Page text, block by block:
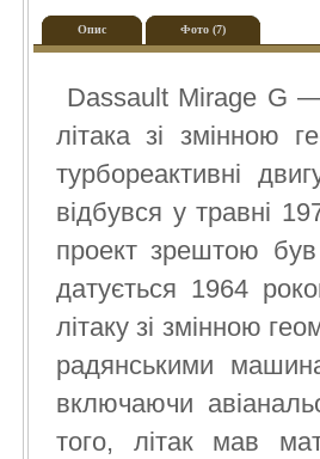
Опис Фото (7)
Dassault Mirage G —
літака зі змінною
турбореактивні
відбувся у травні
проект зрештою
датується 1964
літаку зі змінною
радянськими
включаючи
того, літак мав